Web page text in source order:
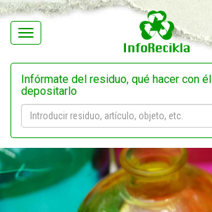
Navegación
Infórmate del residuo, qué hacer con
depositarlo